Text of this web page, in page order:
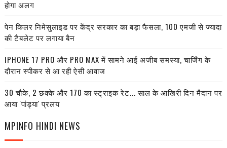
होगा अलग
पेन किलर निमेसुलाइड पर केंद्र सरकार का बड़ा फैसला, 100 एमजी से ज्यादा
की टैबलेट पर लगाया बैन
IPHONE 17 PRO और PRO MAX में सामने आई अजीब समस्या, चार्जिंग के
दौरान स्पीकर से आ रही ऐसी आवाज
30 चौके, 2 छक्के और 170 का स्ट्राइक रेट... साल के आखिरी दिन मैदान पर
आया 'पांड्या' प्रलय
MPINFO HINDI NEWS